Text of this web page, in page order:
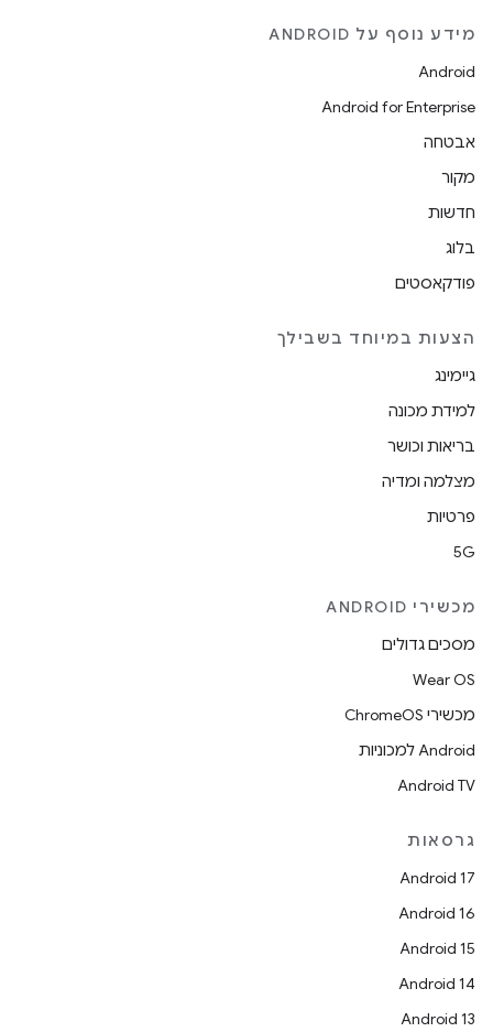
מידע נוסף על ANDROID
Android
Android for Enterprise
אבטחה
מקור
חדשות
בלוג
פודקאסטים
הצעות במיוחד בשבילך
גיימינג
למידת מכונה
בריאות וכושר
מצלמה ומדיה
פרטיות
5G
מכשירי ANDROID
מסכים גדולים
Wear OS
מכשירי ChromeOS
Android למכוניות
Android TV
גרסאות
Android 17
Android 16
Android 15
Android 14
Android 13